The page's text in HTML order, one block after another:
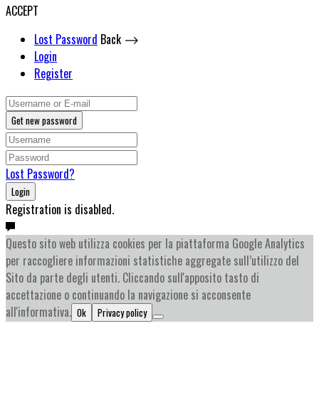
ACCEPT
Lost Password Back ⟶
Login
Register
Get new password
Lost Password?
Login
Registration is disabled.
Questo sito web utilizza cookies per la piattaforma Google Analytics
per raccogliere informazioni statistiche aggregate sull’utilizzo del
Sito da parte degli utenti. Cliccando sull'apposito tasto di
accettazione o continuando la navigazione si acconsente
all'informativa. Ok Privacy policy